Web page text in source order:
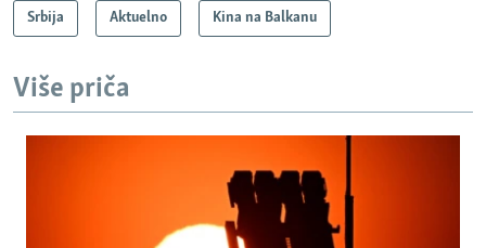
Srbija Aktuelno Kina na Balkanu
Više priča